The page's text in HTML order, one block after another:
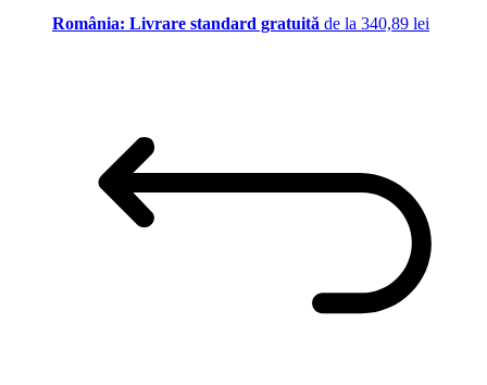
România: Livrare standard gratuită de la 340,89 lei